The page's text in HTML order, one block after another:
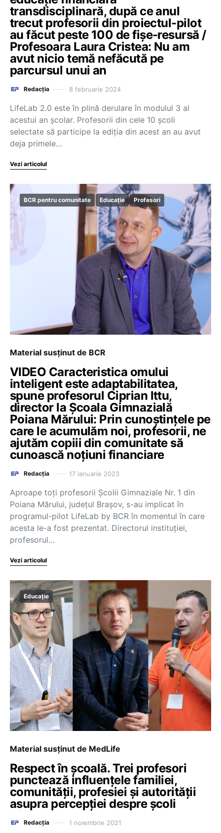
transdisciplinară, după ce anul
trecut profesorii din proiectul-pilot
au făcut peste 100 de fișe-resursă /
Profesoara Laura Cristea: Nu am
avut nicio temă nefăcută pe
parcursul unui an
Redacția 8 februarie 2024
LifeLab 2.0 este în plină derulare în modulul 3 al
acestui an școlar. Profesorii din cele 10 școli
selectate să participe la ediția din acest an au avut
deja primele…
Vezi articolul
BCR pentru comunitate Educație Profesori
Material susținut de BCR
VIDEO Caracteristica omului
inteligent este adaptabilitatea,
spune profesorul Ciprian Ittu,
director la Școala Gimnazială
Poiana Mărului: Prin cunoștințele pe
care le acumulăm noi, profesorii, ne
ajutăm copiii din comunitate să
cunoască noțiuni financiare
Redacția 17 ianuarie 2023
Aproape toți profesorii Școlii Gimnaziale Nr. 1 din
Poiana Mărului, județul Brașov, s-au implicat în
programul-pilot LifeLab by BCR în momentul în care
acesta le-a fost prezentat. Directorul instituției,
profesorul…
Vezi articolul
Educație
Material susținut de MedLife
Respect în școală. Trei profesori
punctează influențele familiei,
comunității, profesiei și autorității
asupra percepției despre școli
Redacția 1 noiembrie 2021